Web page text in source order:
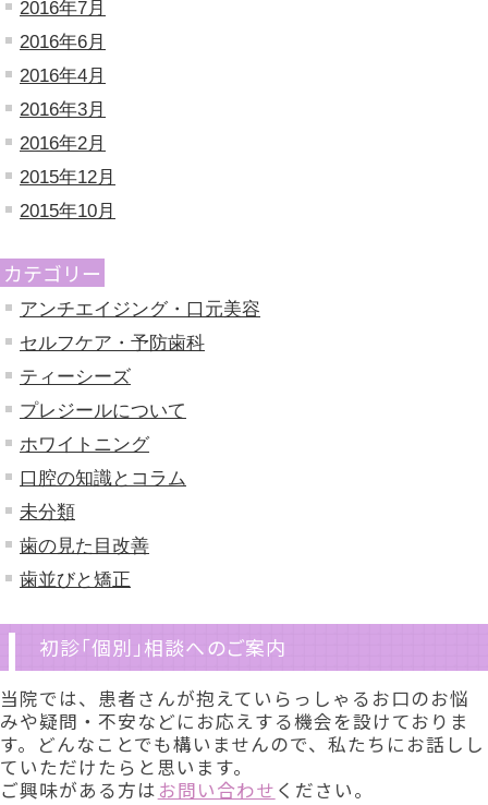
2016年7月
2016年6月
2016年4月
2016年3月
2016年2月
2015年12月
2015年10月
カテゴリー
アンチエイジング・口元美容
セルフケア・予防歯科
ティーシーズ
プレジールについて
ホワイトニング
口腔の知識とコラム
未分類
歯の見た目改善
歯並びと矯正
初診「個別」相談へのご案内
当院では、患者さんが抱えていらっしゃるお口のお悩
みや疑問・不安などにお応えする機会を設けておりま
す。どんなことでも構いませんので、私たちにお話しし
ていただけたらと思います。
ご興味がある方は お問い合わせ ください。